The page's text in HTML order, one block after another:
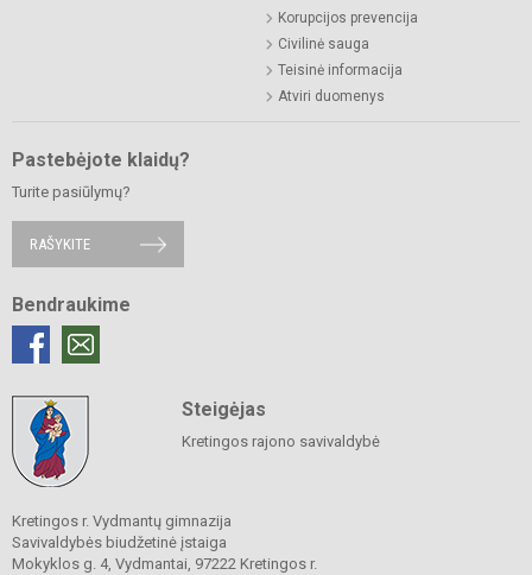
Korupcijos prevencija
Civilinė sauga
Teisinė informacija
Atviri duomenys
Pastebėjote klaidų?
Turite pasiūlymų?
RAŠYKITE
Bendraukime
Steigėjas
Kretingos rajono savivaldybė
Kretingos r. Vydmantų gimnazija
Savivaldybės biudžetinė įstaiga
Mokyklos g. 4, Vydmantai, 97222 Kretingos r.